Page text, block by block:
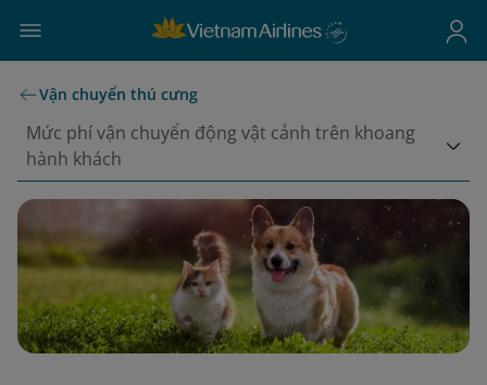
Vận chuyển thú cưng
Mức phí vận chuyển động vật cảnh trên khoang
hành khách